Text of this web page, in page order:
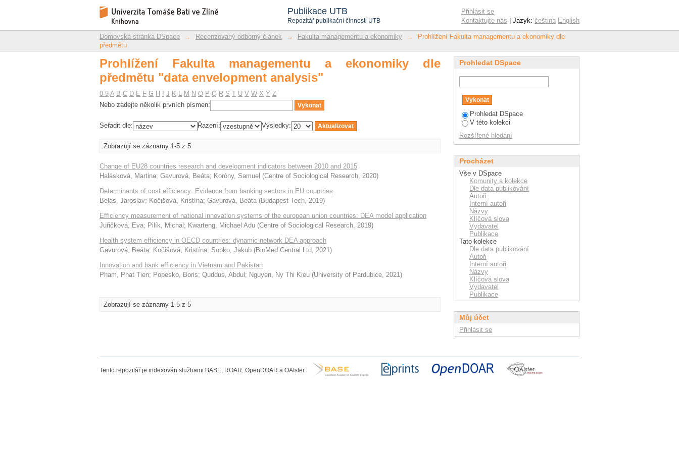
Publikace UTB
Repozitář publikační činnosti UTB
Prohlížení Fakulta managementu a ekonomiky dle předmětu "data envelopment
analysis"
Repozitář DSpace/Manakin
Přihlásit se
Kontaktujte nás | Jazyk: čeština English
Domovská stránka DSpace → Recenzovaný odborný článek → Fakulta managementu a ekonomiky →
Prohlížení Fakulta managementu a ekonomiky dle
předmětu
Prohlížení Fakulta managementu a ekonomiky dle
předmětu "data envelopment analysis"
0-9 A B C D E F G H J K L M N O P Q R S T U V W X Y Z
Nebo zadejte několik prvních písmen:
Seřadit dle: Řazení: Výsledky:
Zobrazují se záznamy 1-5 z 5
Change of EU28 countries research and development indicators between 2010 and 2015
Halásková, Martina; Gavurová, Beáta; Koróny, Samuel (Centre of Sociological Research, 2020)
Determinants of cost efficiency: Evidence from banking sectors in EU countries
Belás, Jaroslav; Kočišová, Kristína; Gavurová, Beáta (Budapest Tech, 2019)
Efficiency measurement of national innovation systems of the european union countries: DEA model application
Juřičková, Eva; Pilík, Michal ; Kwarteng, Michael Adu (Centre of Sociological Research, 2019)
Health system efficiency in OECD countries: dynamic network DEA approach
Gavurová, Beáta; Kočišová, Kristína; Sopko, Jakub (BioMed Central Ltd, 2021)
Innovation and bank efficiency in Vietnam and Pakistan
Pham, Phat Tien; Popesko, Boris; Quddus, Abdul ; Nguyen, Ny Thi Kieu (University of Pardubice, 2021)
Zobrazují se záznamy 1-5 z 5
Prohledat DSpace
Prohledat DSpace
V této kolekci
Rozšířené hledání
Procházet
Vše v DSpace
Komunity a kolekce
Dle data publikování
Autoři
Interní autoři
Názvy
Klíčová slova
Vydavatel
Publikace
Tato kolekce
Dle data publikování
Autoři
Interní autoři
Názvy
Klíčová slova
Vydavatel
Publikace
Můj účet
Přihlásit se
Tento repozitář je indexován službami BASE, ROAR, OpenDOAR a OAIster.